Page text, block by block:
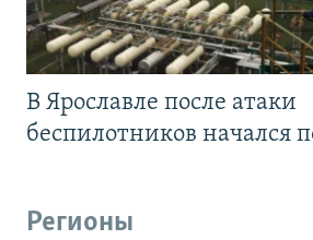
В Ярославле после атаки
беспилотников начался
Регионы